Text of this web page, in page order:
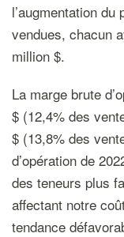
l’augmentation
vendues, chacun
million $.
La marge brute
$ (12,4% des
$ (13,8% des
d’opération de
des teneurs plus
affectant notre
tendance